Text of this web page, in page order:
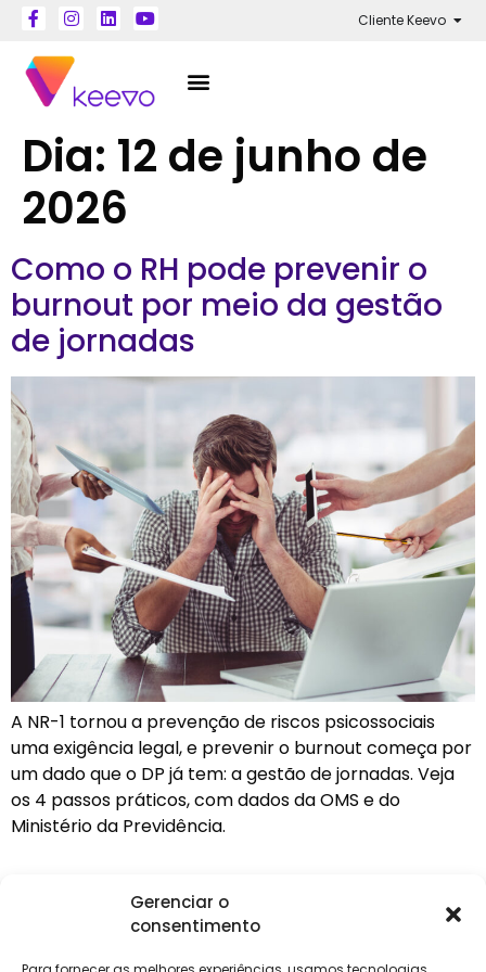
Gerenciar o
consentimento
Cliente Keevo
Dia: 12 de junho de
2026
Como o RH pode prevenir o
burnout por meio da gestão
de jornadas
A NR-1 tornou a prevenção de riscos psicossociais
uma exigência legal, e prevenir o burnout começa por
um dado que o DP já tem: a gestão de jornadas. Veja
os 4 passos práticos, com dados da OMS e do
Ministério da Previdência.
InstitucionalClientes
Login Contábeis